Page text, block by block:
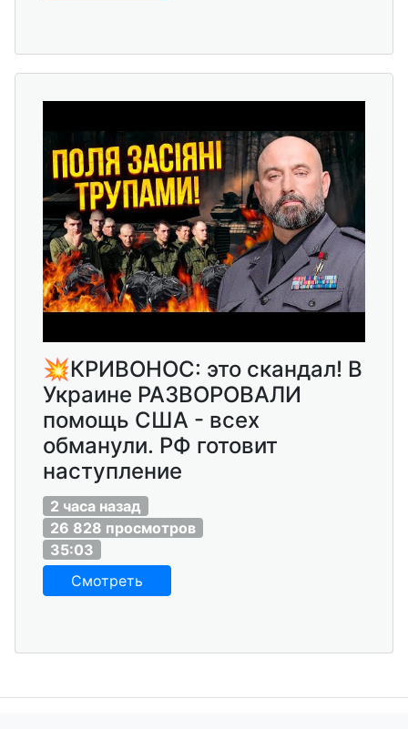
💥КРИВОНОС: это скандал! В
Украине РАЗВОРОВАЛИ
помощь США - всех
обманули. РФ готовит
наступление
2 часа назад
26 828 просмотров
35:03
Смотреть